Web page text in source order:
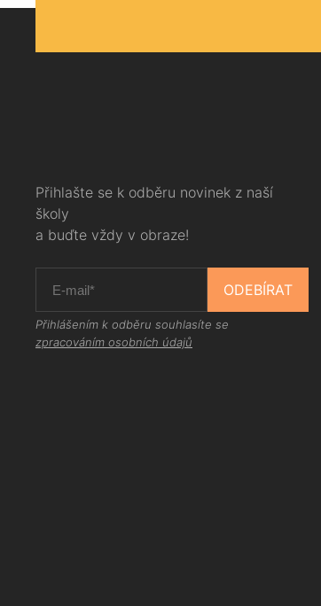
Přihlašte se k odběru novinek z naší
školy
a buďte vždy v obraze!
ODEBÍRAT
Přihlášením k odběru souhlasíte se
zpracováním osobních údajů